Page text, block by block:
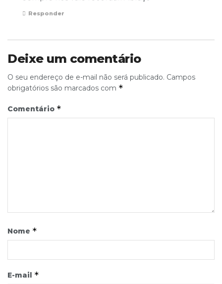
Responder
Deixe um comentário
O seu endereço de e-mail não será publicado. Campos
obrigatórios são marcados com *
Comentário *
Nome *
E-mail *